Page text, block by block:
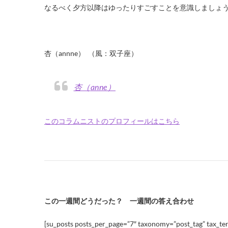
なるべく夕方以降はゆったりすごすことを意識しましょう
杏（annne） （風：双子座）
杏（anne）
このコラムニストのプロフィールはこちら
この一週間どうだった？ 一週間の答え合わせ
[su_posts posts_per_page=”7″ taxonomy=”post_tag”